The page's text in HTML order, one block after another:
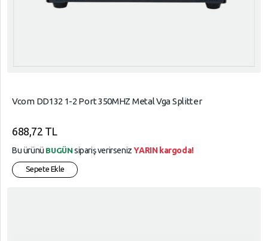
Vcom DD132 1-2 Port 350MHZ Metal Vga Splitter
688,72 TL
Bu ürünü BUGÜN sipariş verirsenizYARIN kargoda!
Sepete Ekle